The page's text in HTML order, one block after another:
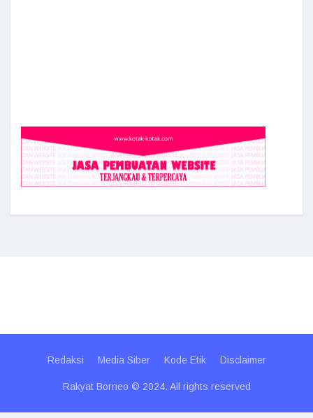
Redaksi Media Siber Kode Etik Disclaimer
Rakyat Borneo © 2024. All rights reserved